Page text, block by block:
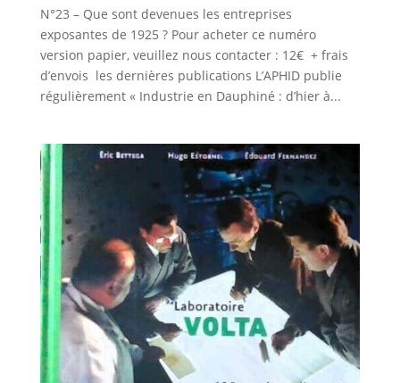
N°23 – Que sont devenues les entreprises
exposantes de 1925 ? Pour acheter ce numéro
version papier, veuillez nous contacter : 12€ + frais
d’envois les dernières publications L’APHID publie
régulièrement « Industrie en Dauphiné : d’hier à...